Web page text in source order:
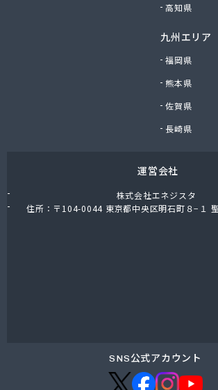
肥後協同ガス配送センター株式会社
福岡酸素株式会社八代出張所
野中石油プロパン有限会社
有限会社おざわ商会
有限会社オヤマガス
有限会社永野燃料
有限会社益城屋商店
高知県
九州エリア
福岡県
熊本県
佐賀県
長崎県
運営会社
株式会社エネジスタ
住所：〒104-0044 東京都中央区明石町８−１
SNS公式アカウント